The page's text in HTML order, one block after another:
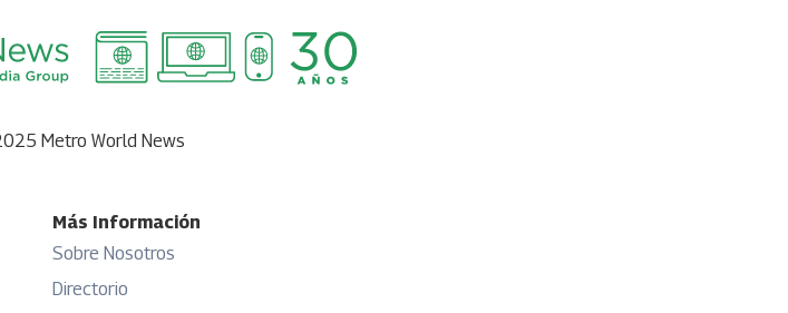
Metro World News
Más Información
Sobre Nosotros
Directorio